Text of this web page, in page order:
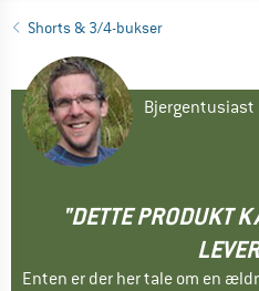
Shorts & 3/4-bukser
Bjergentusiast
"DETTE PRODUKT
Enten er der her tale om en